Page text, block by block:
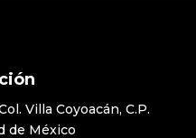
Villa Coyoacán, C.P.
de México